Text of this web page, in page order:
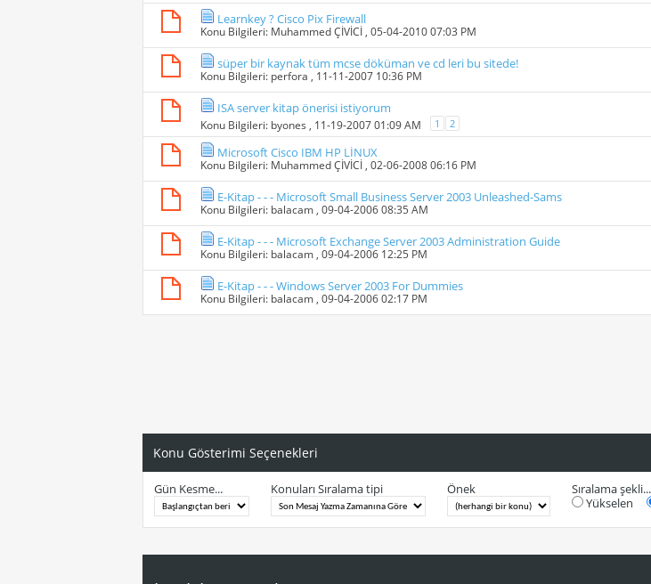
Learnkey ? Cisco Pix Firewall
Konu Bilgileri: Muhammed ÇİVİCİ , 05-04-2010 07:03 PM
süper bir kaynak tüm mcse döküman ve cd leri bu sitede!
Konu Bilgileri: perfora , 11-11-2007 10:36 PM
ISA server kitap önerisi istiyorum
Konu Bilgileri: byones , 11-19-2007 01:09 AM 1 2
Microsoft Cisco IBM HP LİNUX
Konu Bilgileri: Muhammed ÇİVİCİ , 02-06-2008 06:16 PM
E-Kitap - - - Microsoft Small Business Server 2003 Unleashed-Sams
Konu Bilgileri: balacam , 09-04-2006 08:35 AM
E-Kitap - - - Microsoft Exchange Server 2003 Administration Guide
Konu Bilgileri: balacam , 09-04-2006 12:25 PM
E-Kitap - - - Windows Server 2003 For Dummies
Konu Bilgileri: balacam , 09-04-2006 02:17 PM
Konu Gösterimi Seçenekleri
Gün Kesme... Konuları Sıralama tipi Önek
Sıralama şekli...
Yükselen